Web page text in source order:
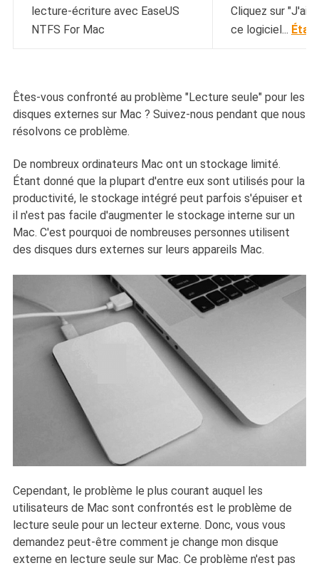
lecture-écriture avec EaseUS
NTFS For Mac
Cliquez sur "J'ai
ce logiciel...
Êtes-vous confronté au problème "Lecture seule" pour les
disques externes sur Mac ? Suivez-nous pendant que nous
résolvons ce problème.
De nombreux ordinateurs Mac ont un stockage limité.
Étant donné que la plupart d'entre eux sont utilisés pour la
productivité, le stockage intégré peut parfois s'épuiser et
il n'est pas facile d'augmenter le stockage interne sur un
Mac. C'est pourquoi de nombreuses personnes utilisent
des disques durs externes sur leurs appareils Mac.
Cependant, le problème le plus courant auquel les
utilisateurs de Mac sont confrontés est le problème de
lecture seule pour un lecteur externe. Donc, vous vous
demandez peut-être comment je change mon disque
externe en lecture seule sur Mac. Ce problème n'est pas